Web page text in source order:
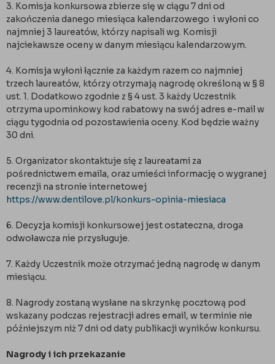
3. Komisja konkursowa zbierze się w ciągu 7 dni od
zakończenia danego miesiąca kalendarzowego i wyłoni co
najmniej 3 laureatów, którzy napisali wg. Komisji
najciekawsze oceny w danym miesiącu kalendarzowym.
4. Komisja wyłoni łącznie za każdym razem co najmniej
trzech laureatów, którzy otrzymają nagrodę określoną w § 8
ust. 1. Dodatkowo zgodnie z § 4 ust. 3 każdy Uczestnik
otrzyma upominkowy kod rabatowy na swój adres e-mail w
ciągu tygodnia od pozostawienia oceny. Kod będzie ważny
30 dni.
5. Organizator skontaktuje się z laureatami za
pośrednictwem emaila, oraz umieści informację o wygranej
recenzji na stronie internetowej
https://www.dentilove.pl/konkurs-opinia-miesiaca
6. Decyzja komisji konkursowej jest ostateczna, droga
odwoławcza nie przysługuje.
7. Każdy Uczestnik może otrzymać jedną nagrodę w danym
miesiącu.
8. Nagrody zostaną wysłane na skrzynkę pocztową pod
wskazany podczas rejestracji adres email, w terminie nie
późniejszym niż 7 dni od daty publikacji wyników konkursu.
Nagrody i ich przekazanie